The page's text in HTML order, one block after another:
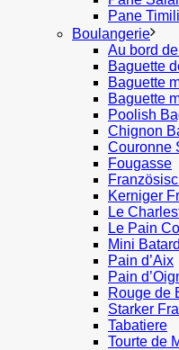
Pane
Boulangerie
Au bord
Baguette
Baguette
Baguette
Poolish
Chignon
Couronne
Fougasse
Kerniger
Le
Le Pain
Mini Batard
Pain d’Aix
Pain
Rouge de
Starker
Tabatiere
Tourte de